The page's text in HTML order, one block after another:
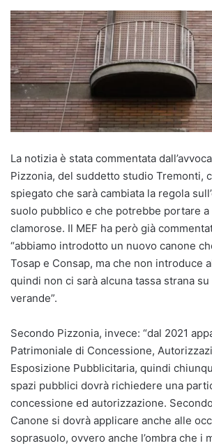
La notizia è stata commentata
Pizzonia, del suddetto studio Tremonti,
spiegato che sarà cambiata la regola
suolo pubblico e che potrebbe portare a
clamorose. Il MEF ha però già
“abbiamo introdotto un nuovo canone
Tosap e Consap, ma che non introduce
quindi non ci sarà alcuna tassa strana
verande”.
Secondo Pizzonia, invece: “dal 2021
Patrimoniale di Concessione,
Esposizione Pubblicitaria, quindi
spazi pubblici dovrà richiedere una
concessione ed autorizzazione.
Canone si dovrà applicare anche alle
soprasuolo, ovvero anche l’ombra che i